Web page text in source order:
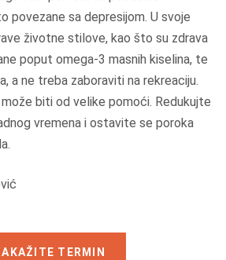
povezane sa depresijom. U svoje
životne stilove, kao što su zdrava
poput omega-3 masnih kiselina, te
a ne treba zaboraviti na rekreaciju.
biti od velike pomoći. Redukujte
vremena i ostavite se poroka
TERMIN